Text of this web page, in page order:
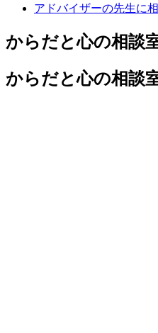
アドバイザーの先生に
からだと心の相談
からだと心の相談